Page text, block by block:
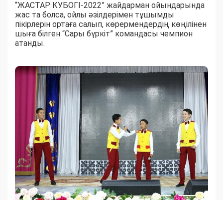
“ЖАСТАР КУБОГІ-2022” жайдарман ойындарында
жас та болса, ойлы әзілдерімен тұшымды
пікірлерін ортаға салып, көрермендердің көңілінен
шыға білген “Сары бүркіт” командасы чемпион
атанды.